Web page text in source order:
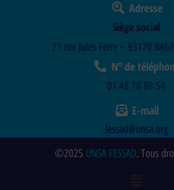
Adresse
Siège social
21 rue Jules Ferry – 93170
N° de
01 48 18 88 54
E-mail
fessad@unsa.org
©2025 UNSA FESSAD. Tous